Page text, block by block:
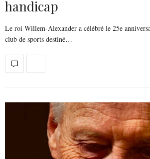
handicap
Le roi Willem-Alexander a célébré le 25e
club de sports destiné…